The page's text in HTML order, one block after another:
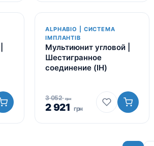
ALPHABIO | СИСТЕМА
ІМПЛАНТІВ
Мультиюнит угловой |
Шестигранное
соединение (IH)
3 052 грн
2 921 грн